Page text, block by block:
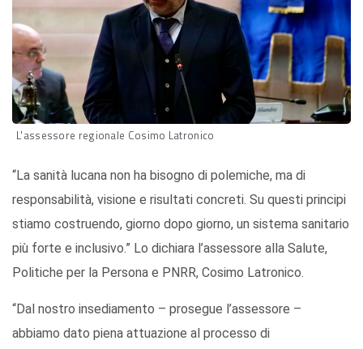
L'assessore regionale Cosimo Latronico
“La sanità lucana non ha bisogno di polemiche, ma di
responsabilità, visione e risultati concreti. Su questi principi
stiamo costruendo, giorno dopo giorno, un sistema sanitario
più forte e inclusivo.” Lo dichiara l’assessore alla Salute,
Politiche per la Persona e PNRR, Cosimo Latronico.
“Dal nostro insediamento – prosegue l’assessore –
abbiamo dato piena attuazione al processo di